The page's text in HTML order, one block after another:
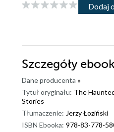
Dodaj
Szczegóły
Dane producenta »
Tytuł oryginału: The
Stories
Tłumaczenie: Jerzy Łoziński
ISBN Ebooka: 978-83-778-